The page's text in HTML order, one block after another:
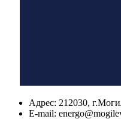
Адрес: 212030,
E-mail: